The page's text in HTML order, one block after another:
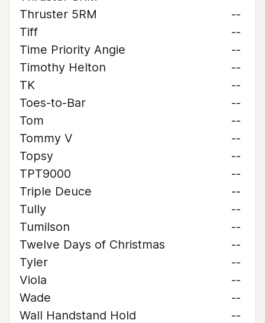
Thruster 5RM
--
Tiff
--
Time Priority Angie
--
Timothy Helton
--
TK
--
Toes-to-Bar
--
Tom
--
Tommy V
--
Topsy
--
TPT9000
--
Triple Deuce
--
Tully
--
Tumilson
--
Twelve Days of Christmas
--
Tyler
--
Viola
--
Wade
--
Wall Handstand Hold
--